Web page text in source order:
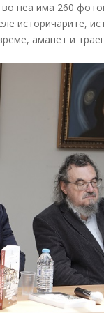
неа има 260
историчарите,
аманет и